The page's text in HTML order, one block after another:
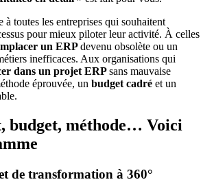
à toutes les entreprises qui souhaitent
pour mieux piloter leur activité. À celles
un ERPdevenu obsolète ou un
inefficaces. Aux organisations qui
dans un projet ERPsans mauvaise
éprouvée, un budget cadré et un
budget, méthode… Voici
de transformation à 360°